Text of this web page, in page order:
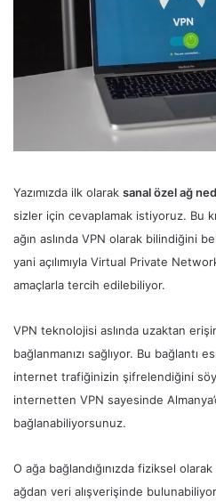
Yazımızda ilk olarak sanal özel ağ
sizler için cevaplamak istiyoruz. Bu
ağın aslında VPN olarak bilindiğini
yani açılımıyla Virtual Private
amaçlarla tercih edilebiliyor.
VPN teknolojisi aslında uzaktan
bağlanmanızı sağlıyor. Bu bağlantı
internet trafiğinizin şifrelendiğini
internetten VPN sayesinde
bağlanabiliyorsunuz.
O ağa bağlandığınızda fiziksel olarak
ağdan veri alışverişinde